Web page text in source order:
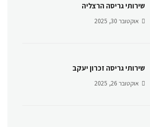
שירותי גריסה הרצליה
אוקטובר 30, 2025
שירותי גריסה זכרון יעקב
אוקטובר 26, 2025